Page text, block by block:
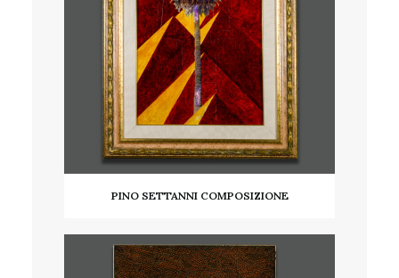
PINO SETTANNI COMPOSIZIONE